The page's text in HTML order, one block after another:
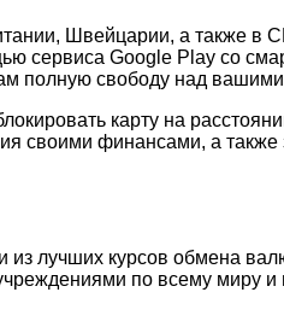
Швейцарии, а также
сервиса Google Play со
полную свободу над
карту на
своими финансами, а
лучших курсов обмена
по всему миру и